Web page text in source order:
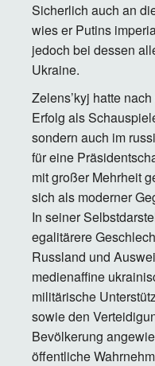
Sicherlich auch an
wies er Putins
jedoch bei dessen
Ukraine.
Zelens’kyj hatte
Erfolg als
sondern auch im
für eine
mit großer Mehrheit
sich als moderner
In seiner
egalitärere
Russland und
medienaffine
militärische
sowie den
Bevölkerung
öffentliche